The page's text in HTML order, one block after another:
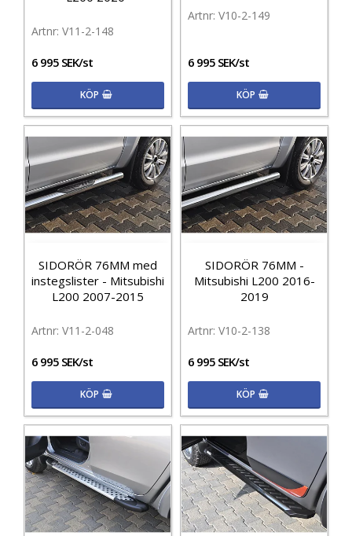
V11-2-148
6 995 SEK/st
KÖP
V10-2-149
6 995 SEK/st
KÖP
SIDORÖR 76MM med
instegslister - Mitsubishi
L200 2007-2015
V11-2-048
6 995 SEK/st
KÖP
SIDORÖR 76MM -
Mitsubishi L200 2016-
2019
V10-2-138
6 995 SEK/st
KÖP